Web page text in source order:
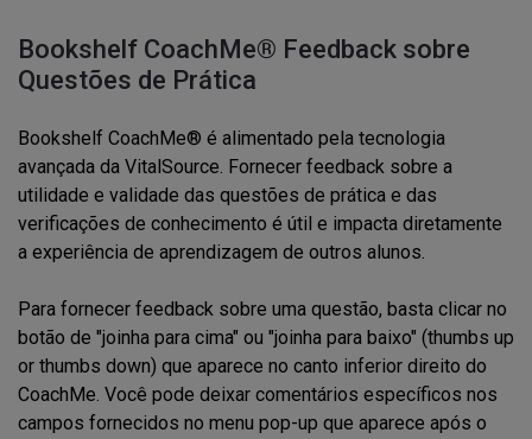
Bookshelf CoachMe® Feedback sobre
Questões de Prática
Bookshelf CoachMe® é alimentado pela tecnologia
avançada da VitalSource. Fornecer feedback sobre a
utilidade e validade das questões de prática e das
verificações de conhecimento é útil e impacta diretamente
a experiência de aprendizagem de outros alunos.
Para fornecer feedback sobre uma questão, basta clicar no
botão de "joinha para cima" ou "joinha para baixo" (thumbs up
or thumbs down) que aparece no canto inferior direito do
CoachMe. Você pode deixar comentários específicos nos
campos fornecidos no menu pop-up que aparece após o